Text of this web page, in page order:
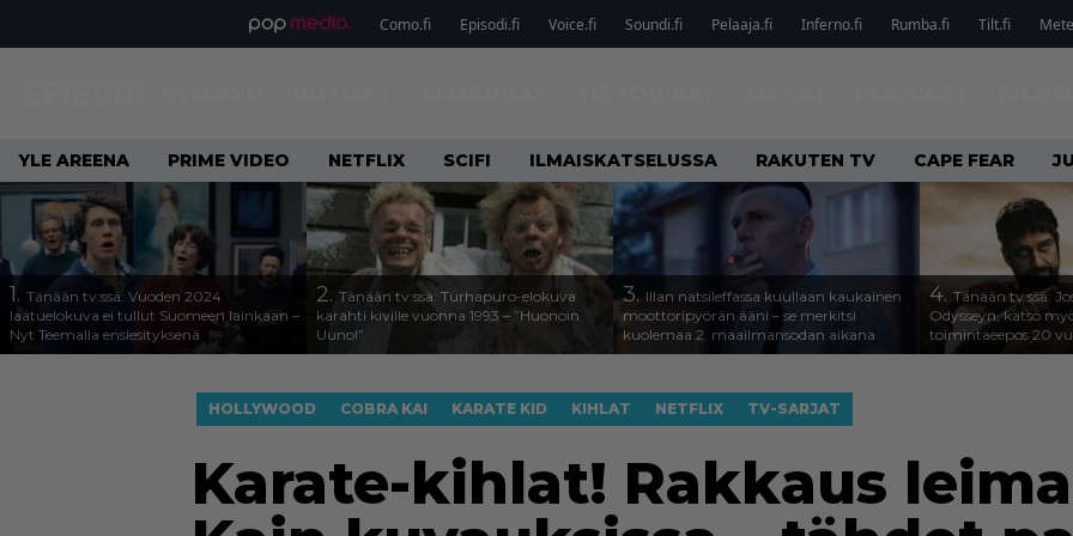
Como.fi Episodi.fi Voice.fi Soundi.fi Pelaaja.fi Inferno.fi Rumba.fi Tilt.fi
YLE AREENA PRIME VIDEO NETFLIX SCIFI ILMAISKATSELUSSA RAKUTEN TV CAPE FEAR
1. Tänään tv:ssä: Vuoden 2024
laatuelokuva ei tullut Suomeen lainkaan –
Nyt Teemalla ensiesityksenä
2. Tänään tv:ssä: Turhapuro-elokuva
karahti kiville vuonna 1993 – ”Huonoin
Uuno!”
3. Illan natsileffassa kuullaan kaukainen
moottoripyörän ääni – se merkitsi
kuolemaa 2. maailmansodan aikana
4. Tänään tv:ssä:
Odysseyn, katso
toimintaeepos 20
HOLLYWOOD COBRA KAI KARATE KID KIHLAT NETFLIX TV-SARJAT
Karate-kihlat! Rakkaus